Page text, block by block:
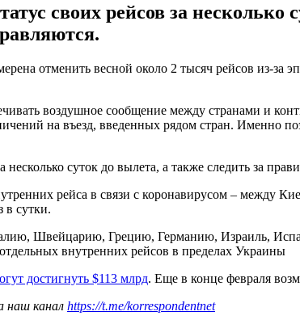
своих рейсов за
отменить весной около 2 тысяч рейсов из-за
воздушное сообщение между странами и
на въезд, введенных рядом стран. Именно
суток до вылета, а также следить за
рейса в связи с коронавирусом – между
в сутки.
Швейцарию, Грецию, Германию, Израиль,
внутренних рейсов в пределах Украины
достигнуть $113 млрд. Еще в конце февраля
наш канал https://t.me/korrespondentnet